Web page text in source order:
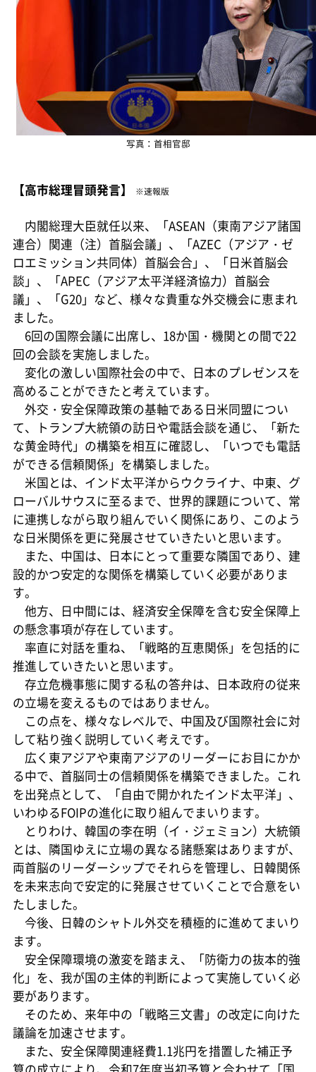
写真：首相官邸
【高市総理冒頭発言】 ※速報版
内閣総理大臣就任以来、「ASEAN（東南アジア諸国
連合）関連（注）首脳会議」、「AZEC（アジア・ゼ
ロエミッション共同体）首脳会合」、「日米首脳会
談」、「APEC（アジア太平洋経済協力）首脳会
議」、「G20」など、様々な貴重な外交機会に恵まれ
ました。
6回の国際会議に出席し、18か国・機関との間で22
回の会談を実施しました。
変化の激しい国際社会の中で、日本のプレゼンスを
高めることができたと考えています。
外交・安全保障政策の基軸である日米同盟につい
て、トランプ大統領の訪日や電話会談を通じ、「新た
な黄金時代」の構築を相互に確認し、「いつでも電話
ができる信頼関係」を構築しました。
米国とは、インド太平洋からウクライナ、中東、グ
ローバルサウスに至るまで、世界的課題について、常
に連携しながら取り組んでいく関係にあり、このよう
な日米関係を更に発展させていきたいと思います。
また、中国は、日本にとって重要な隣国であり、建
設的かつ安定的な関係を構築していく必要がありま
す。
他方、日中間には、経済安全保障を含む安全保障上
の懸念事項が存在しています。
率直に対話を重ね、「戦略的互恵関係」を包括的に
推進していきたいと思います。
存立危機事態に関する私の答弁は、日本政府の従来
の立場を変えるものではありません。
この点を、様々なレベルで、中国及び国際社会に対
して粘り強く説明していく考えです。
広く東アジアや東南アジアのリーダーにお目にかか
る中で、首脳同士の信頼関係を構築できました。これ
を出発点として、「自由で開かれたインド太平洋」、
いわゆるFOIPの進化に取り組んでまいります。
とりわけ、韓国の李在明（イ・ジェミョン）大統領
とは、隣国ゆえに立場の異なる諸懸案はありますが、
両首脳のリーダーシップでそれらを管理し、日韓関係
を未来志向で安定的に発展させていくことで合意をい
たしました。
今後、日韓のシャトル外交を積極的に進めてまいり
ます。
安全保障環境の激変を踏まえ、「防衛力の抜本的強
化」を、我が国の主体的判断によって実施していく必
要があります。
そのため、来年中の「戦略三文書」の改定に向けた
議論を加速させます。
また、安全保障関連経費1.1兆円を措置した補正予